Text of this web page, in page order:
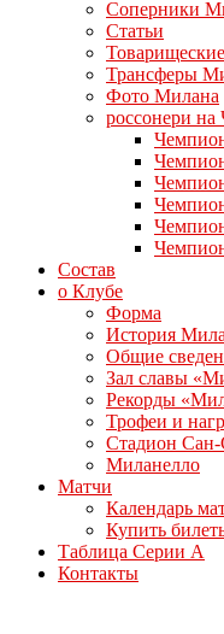
Соперники
Статьи
Трансферы
Фото Милана
россонери на
Состав
о Клубе
Форма
История
Общие
Зал славы
Рекорды
Трофеи и
Стадион
Миланелло
Матчи
Календарь
Купить
Таблица Серии А
Контакты